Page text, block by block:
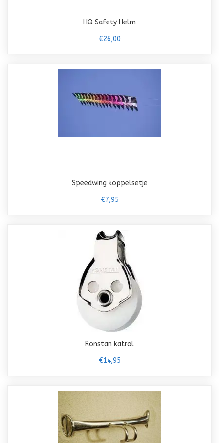
HQ Safety Helm
€26,00
Speedwing koppelsetje
€7,95
Ronstan katrol
€14,95